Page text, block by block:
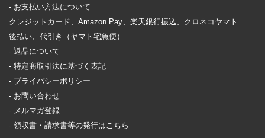
お支払い方法について
クレジットカード、Amazon Pay、楽天銀行振込、クロネコヤマト
後払い、代引き（ヤマト宅急便）
返品について
特定商取引法に基づく表記
プライバシーポリシー
お問い合わせ
メルマガ登録
領収書・請求書等の発行はこちら